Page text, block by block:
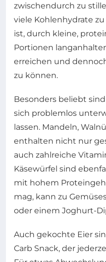
zwischendurch zu
viele Kohlenhydrate
ist, durch kleine,
Portionen
erreichen und
zu können.
Besonders beliebt
sich problemlos
lassen. Mandeln,
enthalten nicht nur
auch zahlreiche
Käsewürfel sind
mit hohem
mag, kann zu
oder einem Joghurt-
Auch gekochte Eier
Carb Snack, der